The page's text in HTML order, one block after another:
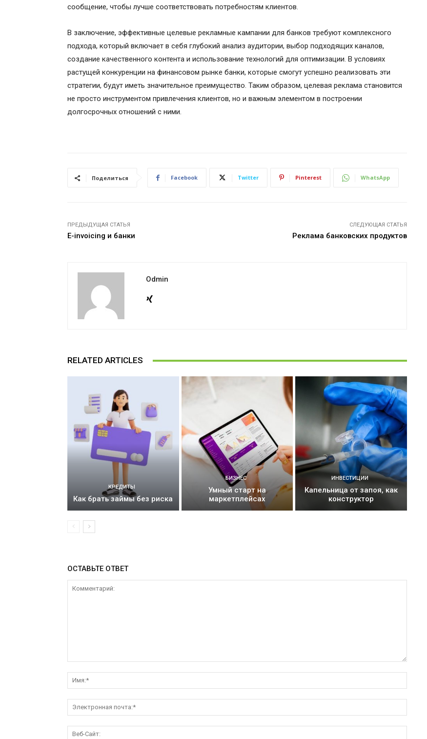
сообщение, чтобы лучше соответствовать потребностям клиентов.
В заключение, эффективные целевые рекламные кампании для банков требуют комплексного
подхода, который включает в себя глубокий анализ аудитории, выбор подходящих каналов,
создание качественного контента и использование технологий для оптимизации. В условиях
растущей конкуренции на финансовом рынке банки, которые смогут успешно реализовать эти
стратегии, будут иметь значительное преимущество. Таким образом, целевая реклама становится
не просто инструментом привлечения клиентов, но и важным элементом в построении
долгосрочных отношений с ними.
Поделиться Facebook Twitter Pinterest WhatsApp
ПРЕДЫДУЩАЯ СТАТЬЯ
E-invoicing и банки
СЛЕДУЮЩАЯ СТАТЬЯ
Реклама банковских продуктов
Odmin
RELATED ARTICLES
КРЕДИТЫ
Как брать займы без риска
БИЗНЕС
Умный старт на
маркетплейсах
ИНВЕСТИЦИИ
Капельница от запоя, как
конструктор
ОСТАВЬТЕ ОТВЕТ
почта:*